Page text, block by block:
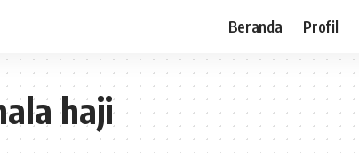
Beranda Profil
haji